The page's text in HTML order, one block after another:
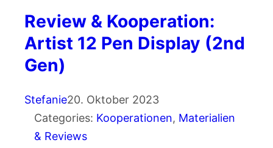
Review & Kooperation:
Artist 12 Pen Display (2nd
Gen)
Stefanie20. Oktober 2023
Categories: Kooperationen, Materialien
& Reviews